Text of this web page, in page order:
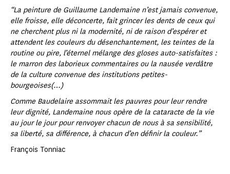
“La peinture de Guillaume Landemaine n’est jamais convenue,
elle froisse, elle déconcerte, fait grincer les dents de ceux qui
ne cherchent plus ni la modernité, ni de raison d’espérer et
attendent les couleurs du désenchantement, les teintes de la
routine ou pire, l’éternel mélange des gloses auto-satisfaites :
le marron des laborieux commentaires ou la nausée verdâtre
de la culture convenue des institutions petites-
bourgeoises(…)
Comme Baudelaire assommait les pauvres pour leur rendre
leur dignité, Landemaine nous opère de la cataracte de la vie
au jour le jour pour renvoyer chacun de nous à sa sensibilité,
sa liberté, sa différence, à chacun d’en définir la couleur.”
François Tonniac